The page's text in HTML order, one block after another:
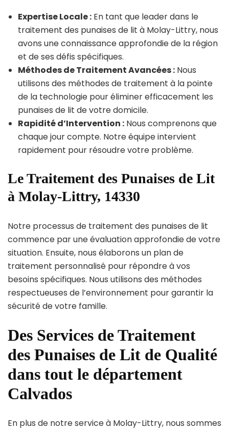
Expertise Locale : En tant que leader dans le
traitement des punaises de lit à Molay-Littry, nous
avons une connaissance approfondie de la région
et de ses défis spécifiques.
Méthodes de Traitement Avancées : Nous
utilisons des méthodes de traitement à la pointe
de la technologie pour éliminer efficacement les
punaises de lit de votre domicile.
Rapidité d’Intervention : Nous comprenons que
chaque jour compte. Notre équipe intervient
rapidement pour résoudre votre problème.
Le Traitement des Punaises de Lit
à Molay-Littry, 14330
Notre processus de traitement des punaises de lit
commence par une évaluation approfondie de votre
situation. Ensuite, nous élaborons un plan de
traitement personnalisé pour répondre à vos
besoins spécifiques. Nous utilisons des méthodes
respectueuses de l’environnement pour garantir la
sécurité de votre famille.
Des Services de Traitement
des Punaises de Lit de Qualité
dans tout le département
Calvados
En plus de notre service à Molay-Littry, nous sommes